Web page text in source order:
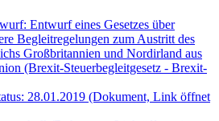
(Dokument, Link öffnet ein
(Dokument, Link öffnet ein neues